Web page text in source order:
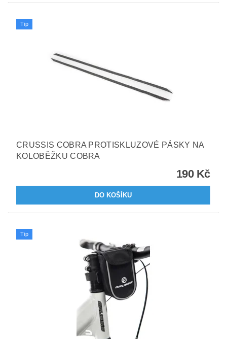
Tip
CRUSSIS COBRA PROTISKLUZOVÉ PÁSKY NA
KOLOBĚŽKU COBRA
190 Kč
Tip